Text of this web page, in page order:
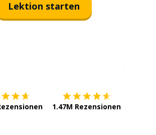
Lektion starten
1.47M Rezensionen